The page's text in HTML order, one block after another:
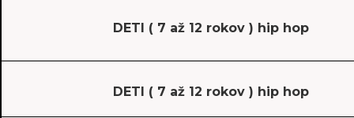
DETI ( 7 až 12 rokov ) hip hop
DETI ( 7 až 12 rokov ) hip hop